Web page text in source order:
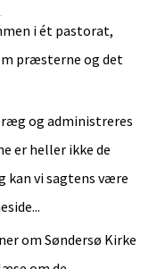
i ét pastorat,
præsterne og det
og administreres
er heller ikke de
kan vi sagtens være
om Søndersø Kirke